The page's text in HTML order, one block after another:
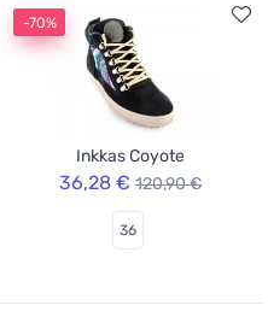
-70%
Inkkas Coyote
36,28 € 120,90 €
36